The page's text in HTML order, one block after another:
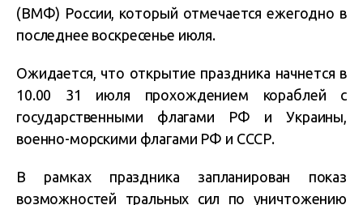
(ВМФ) России, который отмечается ежегодно в
последнее воскресенье июля.
Ожидается, что открытие праздника начнется в
10.00 31 июля прохождением кораблей с
государственными флагами РФ и Украины,
военно-морскими флагами РФ и СССР.
В рамках праздника запланирован показ
возможностей тральных сил по уничтожению